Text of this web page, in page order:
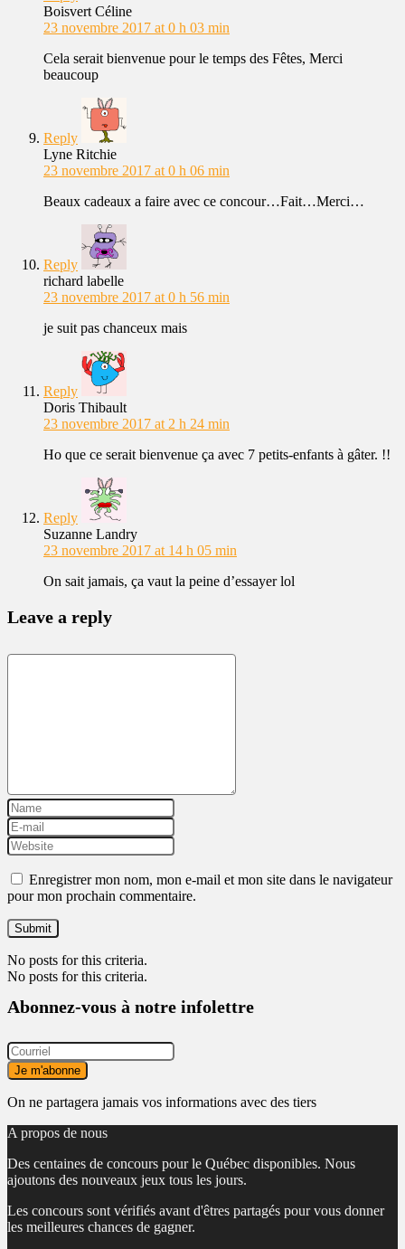
Boisvert Céline
23 novembre 2017 at 0 h 03 min
Cela serait bienvenue pour le temps des Fêtes, Merci
beaucoup
Reply
Lyne Ritchie
23 novembre 2017 at 0 h 06 min
Beaux cadeaux a faire avec ce concour…Fait…Merci…
Reply
richard labelle
23 novembre 2017 at 0 h 56 min
je suit pas chanceux mais
Reply
Doris Thibault
23 novembre 2017 at 2 h 24 min
Ho que ce serait bienvenue ça avec 7 petits-enfants à gâter. !!
Reply
Suzanne Landry
23 novembre 2017 at 14 h 05 min
On sait jamais, ça vaut la peine d’essayer lol
Leave a reply
Enregistrer mon nom, mon e-mail et mon site dans le navigateur
pour mon prochain commentaire.
No posts for this criteria.
No posts for this criteria.
Abonnez-vous à notre infolettre
On ne partagera jamais vos informations avec des tiers
A propos de nous
Des centaines de concours pour le Québec disponibles. Nous
ajoutons des nouveaux jeux tous les jours.
Les concours sont vérifiés avant d'êtres partagés pour vous donner
les meilleures chances de gagner.